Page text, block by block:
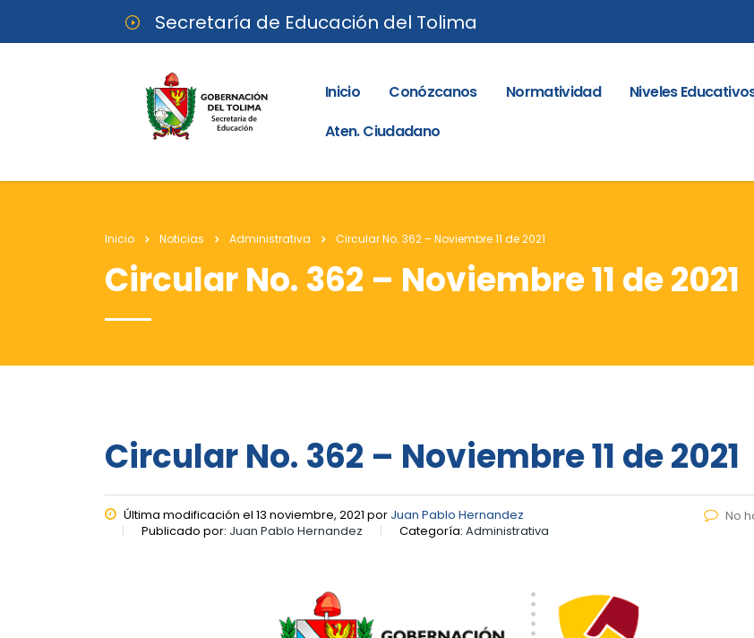
Secretaría de Educación del Tolima
Inicio Conózcanos Normatividad Niveles
Aten. Ciudadano
Inicio Noticias Administrativa Circular No. 362 – Noviembre 11 de 2021
Circular No. 362 – Noviembre 11 de 2021
Circular No. 362 – Noviembre 11 de 2021
Última modificación el 13 noviembre, 2021 por Juan Pablo Hernandez
Publicado por: Juan Pablo Hernandez Categoría: Administrativa
No